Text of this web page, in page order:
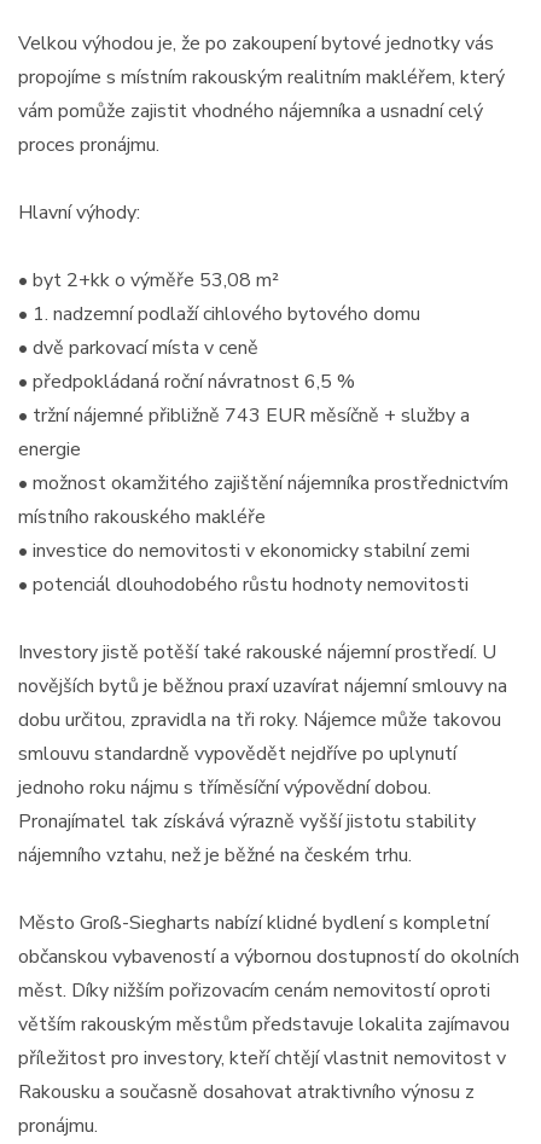
Velkou výhodou je, že po zakoupení bytové jednotky vás
propojíme s místním rakouským realitním makléřem, který
vám pomůže zajistit vhodného nájemníka a usnadní celý
proces pronájmu.
Hlavní výhody:
• byt 2+kk o výměře 53,08 m²
• 1. nadzemní podlaží cihlového bytového domu
• dvě parkovací místa v ceně
• předpokládaná roční návratnost 6,5 %
• tržní nájemné přibližně 743 EUR měsíčně + služby a
energie
• možnost okamžitého zajištění nájemníka prostřednictvím
místního rakouského makléře
• investice do nemovitosti v ekonomicky stabilní zemi
• potenciál dlouhodobého růstu hodnoty nemovitosti
Investory jistě potěší také rakouské nájemní prostředí. U
novějších bytů je běžnou praxí uzavírat nájemní smlouvy na
dobu určitou, zpravidla na tři roky. Nájemce může takovou
smlouvu standardně vypovědět nejdříve po uplynutí
jednoho roku nájmu s tříměsíční výpovědní dobou.
Pronajímatel tak získává výrazně vyšší jistotu stability
nájemního vztahu, než je běžné na českém trhu.
Město Groß-Siegharts nabízí klidné bydlení s kompletní
občanskou vybaveností a výbornou dostupností do okolních
měst. Díky nižším pořizovacím cenám nemovitostí oproti
větším rakouským městům představuje lokalita zajímavou
příležitost pro investory, kteří chtějí vlastnit nemovitost v
Rakousku a současně dosahovat atraktivního výnosu z
pronájmu.